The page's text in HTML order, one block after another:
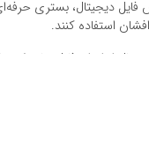
فایل دیجیتال، بستری
استفاده کنند.
از انواع فایل های لایه
کنند. در ادامه، به معرفی
دسته‌بندی‌ها در
و طرح‌های لایه باز